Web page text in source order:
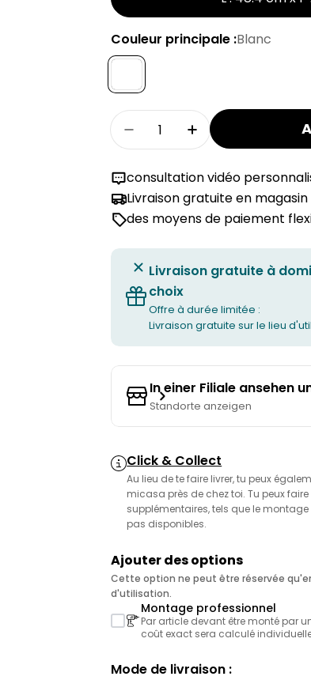
Couleur principale :Blanc
Quantité
Réduire la quantité
Augmenter la
consultation vidéo
Livraison gratuite en magasin
des moyens de paiement
Livraison gratuite à
choix
Offre à durée limitée :
Livraison gratuite sur le lieu
In einer Filiale ansehen
Standorte anzeigen
Click & Collect
Au lieu de te faire livrer, tu peux
micasa près de chez toi. Tu peux
supplémentaires, tels que le
pas disponibles.
Ajouter des options
Cette option ne peut être réservée
d'utilisation.
Montage professionnel
Par article devant être monté par
coût exact sera calculé
Mode de livraison :